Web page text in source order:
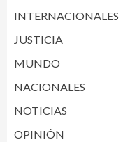
INTERNACIONALES
JUSTICIA
MUNDO
NACIONALES
NOTICIAS
OPINIÓN